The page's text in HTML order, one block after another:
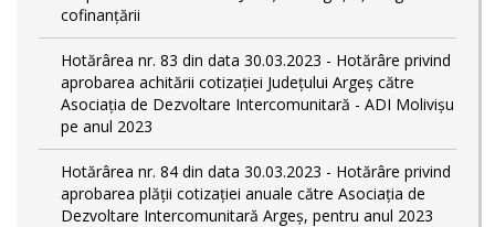
cofinanțării
Hotărârea nr. 83 din data 30.03.2023 - Hotărâre privind
aprobarea achitării cotizației Județului Argeș către
Asociația de Dezvoltare Intercomunitară - ADI Molivișu
pe anul 2023
Hotărârea nr. 84 din data 30.03.2023 - Hotărâre privind
aprobarea plății cotizației anuale către Asociația de
Dezvoltare Intercomunitară Argeș, pentru anul 2023